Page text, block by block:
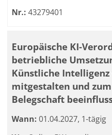
Nr.: 43279401
Europäische KI-
betriebliche
Künstliche
mitgestalten und
Belegschaft
Wann: 01.04.2027, 1-tägig